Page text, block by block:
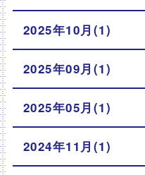
2025年10月(1)
2025年09月(1)
2025年05月(1)
2024年11月(1)